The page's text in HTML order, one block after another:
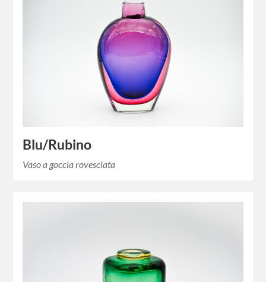
Blu/Rubino
Vaso a goccia rovesciata